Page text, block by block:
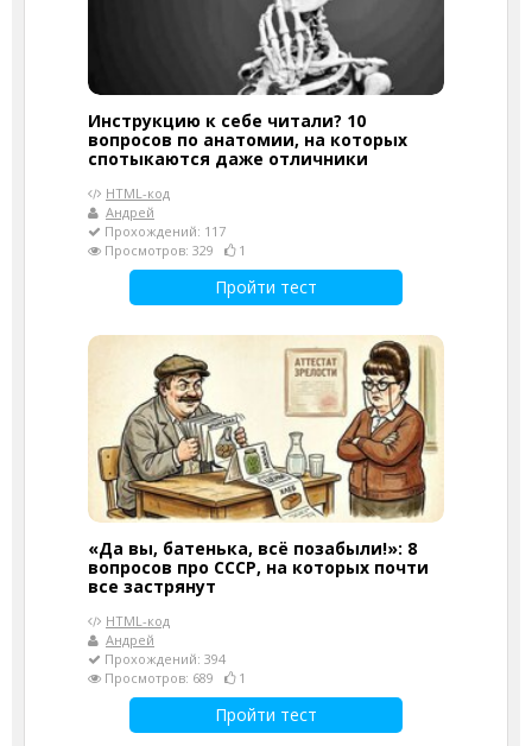
Инструкцию к себе читали? 10
вопросов по анатомии, на которых
спотыкаются даже отличники
HTML-код
Андрей
Прохождений: 117
Просмотров: 329
1
Пройти тест
«Да вы, батенька, всё позабыли!»: 8
вопросов про СССР, на которых почти
все застрянут
HTML-код
Андрей
Прохождений: 394
Просмотров: 689
1
Пройти тест